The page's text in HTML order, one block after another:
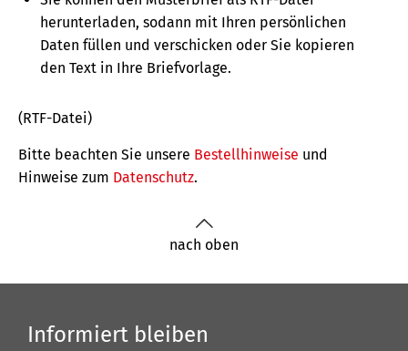
herunterladen, sodann mit Ihren persönlichen
Daten füllen und verschicken oder Sie kopieren
den Text in Ihre Briefvorlage.
(RTF-Datei)
Bitte beachten Sie unsere Bestellhinweise und
Hinweise zum Datenschutz.
nach oben
Informiert bleiben